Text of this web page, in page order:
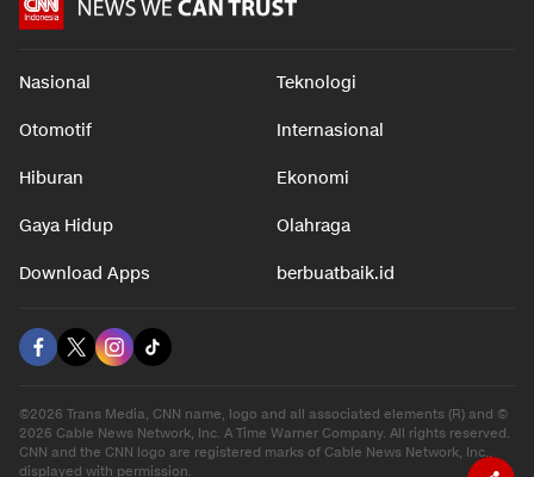
Nasional Teknologi
Otomotif Internasional
Hiburan Ekonomi
Gaya Hidup Olahraga
Download Apps berbuatbaik.id
©2026 Trans Media, CNN name, logo and all associated elements (R) and ©
2026 Cable News Network, Inc. A Time Warner Company. All rights reserved.
CNN and the CNN logo are registered marks of Cable News Network, Inc.,
displayed with permission.